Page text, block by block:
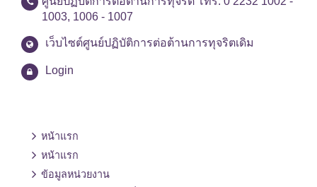
1003, 1006 - 1007
เว็บไซต์ศูนย์ปฏิบัติการต่อต้านการทุจริตเดิม
Login
หน้าแรก
หน้าแรก
ข้อมูลหน่วยงาน